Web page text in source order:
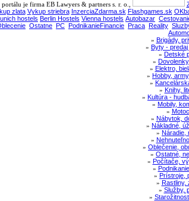
je firma EB Lawyers & partners s. r. o.,
zlata Vykup striebra InzerciaZdarma.sk Flashgames.sk
hostels Berlin Hostels Vienna hostels Autobazar
Ostatne PC PodnikanieFinancie Praca Reality
» Brigády,
» Byty -
» Detské
»
» Elektro,
» Hobby,
»
» Knihy,
» Kultúra -
» Mobily,
»
» Nábytok,
» Nákladné,
» Náradie,
»
» Oblečenie,
» Ostatné,
» Počítače,
»
» Prístroje,
» Rastliny,
» Služby,
»